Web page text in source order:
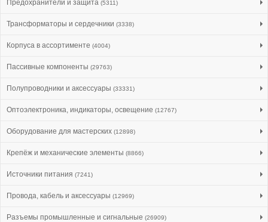
Предохранители и защита (5311)
Трансформаторы и сердечники (3338)
Корпуса в ассортименте (4004)
Пассивные компоненты (29763)
Полупроводники и аксессуары (33331)
Оптоэлектроника, индикаторы, освещение (12767)
Оборудование для мастерских (12898)
Крепёж и механические элементы (8866)
Источники питания (7241)
Провода, кабель и аксессуары (12969)
Разъемы промышленные и сигнальные (26909)